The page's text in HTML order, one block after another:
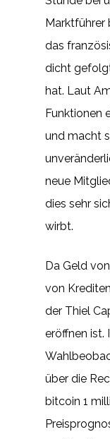
Marktführer
das
dicht
hat. Laut
Funktionen
und macht
neue
dies sehr
wirbt.
Da Geld
von
der Thiel
eröffnen ist.
über die
bitcoin 1